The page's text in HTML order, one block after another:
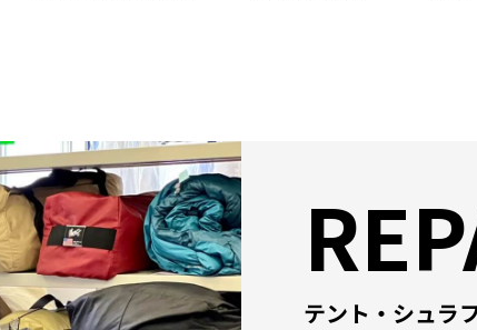
テント・シュラ